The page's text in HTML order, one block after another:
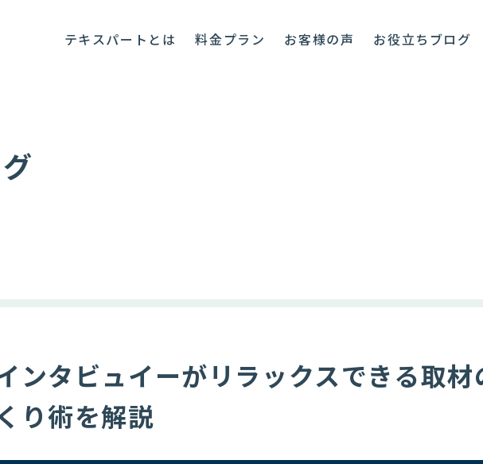
テキスパートとは 料金プラン お客様の声 お役立ちブログ
ンタビュイーがリラックスできる取材
り術を解説